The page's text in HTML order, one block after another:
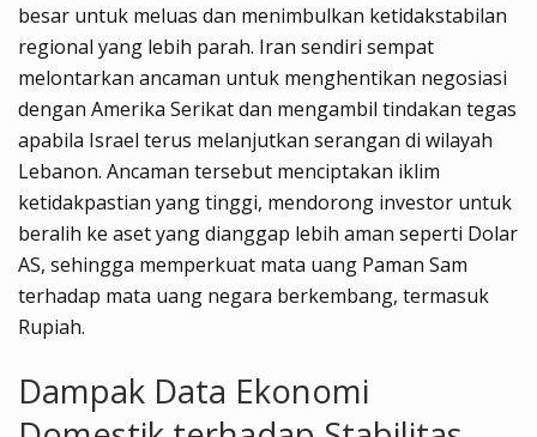
besar untuk meluas dan menimbulkan ketidakstabilan
regional yang lebih parah. Iran sendiri sempat
melontarkan ancaman untuk menghentikan negosiasi
dengan Amerika Serikat dan mengambil tindakan tegas
apabila Israel terus melanjutkan serangan di wilayah
Lebanon. Ancaman tersebut menciptakan iklim
ketidakpastian yang tinggi, mendorong investor untuk
beralih ke aset yang dianggap lebih aman seperti Dolar
AS, sehingga memperkuat mata uang Paman Sam
terhadap mata uang negara berkembang, termasuk
Rupiah.
Dampak Data Ekonomi